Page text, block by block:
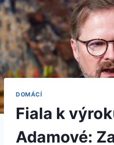
DOMÁCÍ
Fiala k
Adamové: